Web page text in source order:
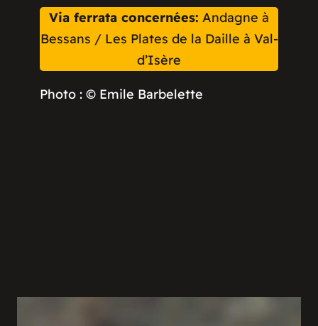
Via ferrata concernées: Andagne à
Bessans / Les Plates de la Daille à Val-
d’Isère
Photo : © Emile Barbelette